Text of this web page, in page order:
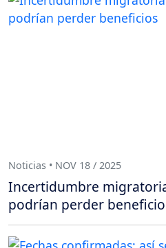
Noticias • NOV 18 / 2025
Incertidumbre
podrían perder